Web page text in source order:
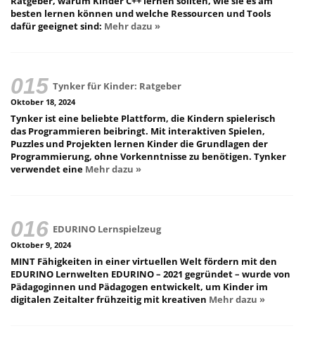
besten lernen können und welche Ressourcen und Tools
dafür geeignet sind: Mehr dazu »
Tynker für Kinder: Ratgeber
Oktober 18, 2024
Tynker ist eine beliebte Plattform, die Kindern spielerisch
das Programmieren beibringt. Mit interaktiven Spielen,
Puzzles und Projekten lernen Kinder die Grundlagen der
Programmierung, ohne Vorkenntnisse zu benötigen. Tynker
verwendet eine Mehr dazu »
EDURINO Lernspielzeug
Oktober 9, 2024
MINT Fähigkeiten in einer virtuellen Welt fördern mit den
EDURINO Lernwelten EDURINO – 2021 gegründet – wurde von
Pädagoginnen und Pädagogen entwickelt, um Kinder im
digitalen Zeitalter frühzeitig mit kreativen Mehr dazu »